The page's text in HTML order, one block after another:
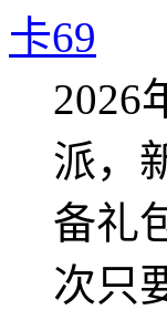
卡69
2026
派，
备礼
次只